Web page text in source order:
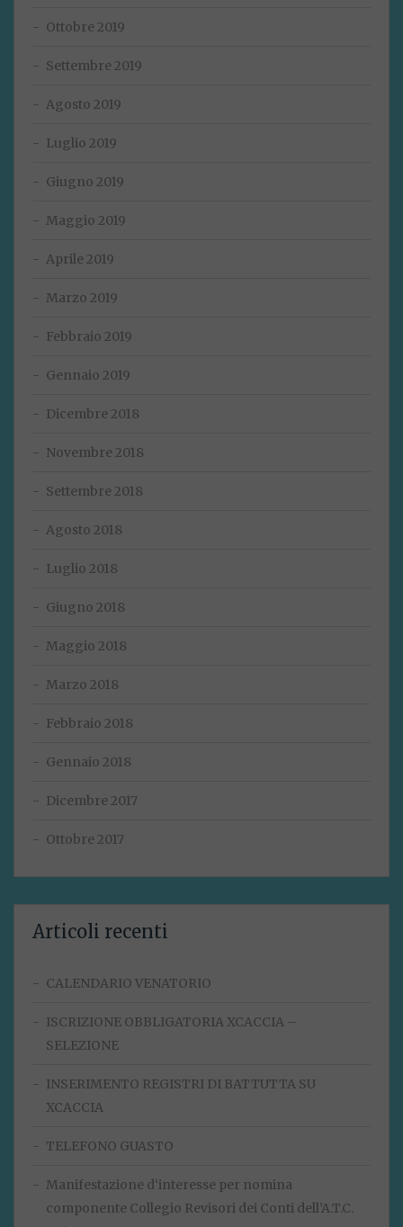
Ottobre 2019
Settembre 2019
Agosto 2019
Luglio 2019
Giugno 2019
Maggio 2019
Aprile 2019
Marzo 2019
Febbraio 2019
Gennaio 2019
Dicembre 2018
Novembre 2018
Settembre 2018
Agosto 2018
Luglio 2018
Giugno 2018
Maggio 2018
Marzo 2018
Febbraio 2018
Gennaio 2018
Dicembre 2017
Ottobre 2017
Articoli recenti
CALENDARIO VENATORIO
ISCRIZIONE OBBLIGATORIA XCACCIA –
SELEZIONE
INSERIMENTO REGISTRI DI BATTUTTA SU
XCACCIA
TELEFONO GUASTO
Manifestazione d‘interesse per nomina
componente Collegio Revisori dei Conti dell’A.T.C.